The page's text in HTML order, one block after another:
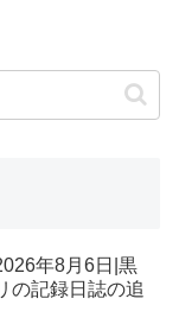
年8月6日|黒
の記録日誌の追